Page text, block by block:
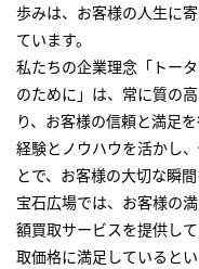
歩みは、お客様の人生に
ています。
私たちの企業理念「トー
のために」は、常に質の
り、お客様の信頼と満足
経験とノウハウを活かし
とで、お客様の大切な瞬
宝石広場では、お客様の
額買取サービスを提供し
取価格に満足していると